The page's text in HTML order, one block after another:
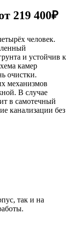
219 400₽
человек.
и устойчив к
камер
очистки.
механизмов
В случае
в самотечный
канализации без
так и на